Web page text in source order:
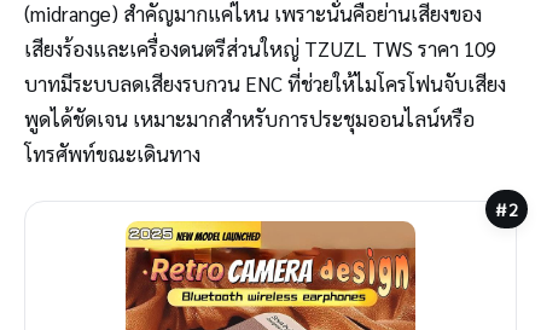
(midrange) สำคัญมากแค่ไหน เพราะนั่นคือย่านเสียงของ
เสียงร้องและเครื่องดนตรีส่วนใหญ่ TZUZL TWS ราคา 109
บาทมีระบบลดเสียงรบกวน ENC ที่ช่วยให้ไมโครโฟนจับเสียง
พูดได้ชัดเจน เหมาะมากสำหรับการประชุมออนไลน์หรือ
โทรศัพท์ขณะเดินทาง
#2